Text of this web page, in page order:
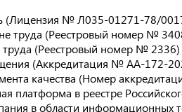
(Лицензия № Л035-01271-78/
труда (Реестровый номер №
труда (Реестровый номер № 2336)
(Аккредитация № АА-172-
качества (Номер
платформа в реестре
в области